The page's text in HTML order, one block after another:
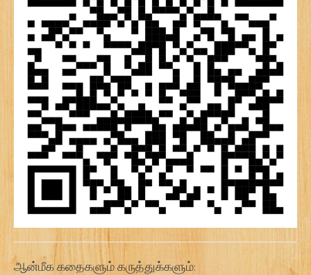
ஆன்மீக கதைகளும் கருத்துக்களும்: